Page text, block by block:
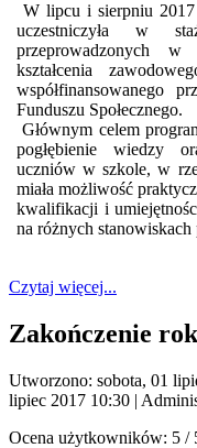
W lipcu i sierpniu 2017
uczestniczyła w
przeprowadzonych
kształcenia
współfinansowanego
Funduszu Społecznego.
Głównym celem
pogłębienie wiedzy
uczniów w szkole, w
miała możliwość
kwalifikacji i
na różnych stanowiskach
Czytaj więcej...
Zakończenie
Utworzono: sobota, 01
lipiec 2017 10:30 |
Ocena użytkowników: 5 /